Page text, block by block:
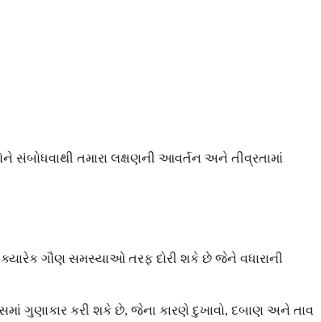
સંબોધવાથી તમારા લક્ષણની આવર્તન અને તીવ્રતામાં
ગૌણ સમસ્યાઓ તરફ દોરી શકે છે જેને વધારાની
ગુણાકાર કરી શકે છે, જેના કારણે દુખાવો, દબાણ અને તાવ